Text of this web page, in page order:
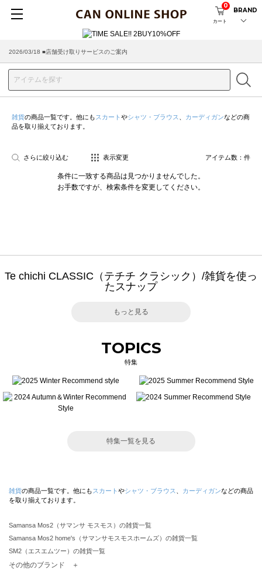
カート
0
BRAND
2026/03/18 ■店舗受け取りサービスのご案内
雑貨の商品一覧です。他にも スカート やシャツ・ブラウス カーディガンなどの商
品を取り揃えております。
さらに絞り込む 表示変更 アイテム数： 件
条件に一致する商品は見つかりませんでした。
お手数ですが、検索条件を変更してください。
Te chichi CLASSIC（テチチ クラシック）/雑貨を使っ
たスナップ
もっと見る
TOPICS
特集
特集一覧を見る
雑貨の商品一覧です。他にも スカート やシャツ・ブラウス カーディガンなどの商品
を取り揃えております。
Samansa Mos2（サマンサ モスモス）の雑貨一覧
Samansa Mos2 home's（サマンサモスモスホームズ）の雑貨一覧
SM2（エスエムツー）の雑貨一覧
TSUHARU by Samansa Mos2（ツハルバイサマンサモスモス）の雑貨一覧
その他のブランド ＋